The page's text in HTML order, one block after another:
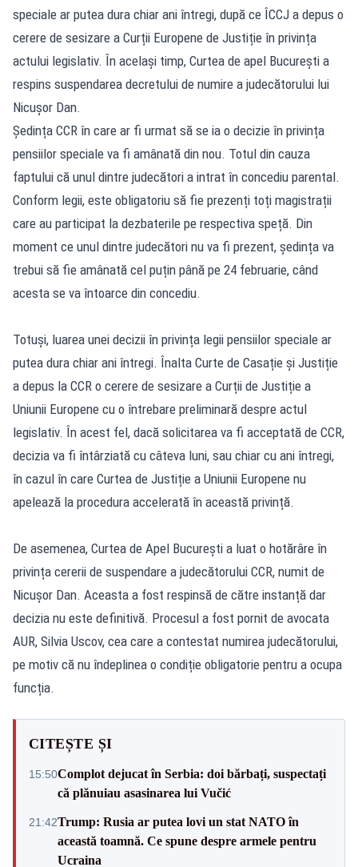
speciale ar putea dura chiar ani întregi, după ce ÎCCJ a depus o
cerere de sesizare a Curții Europene de Justiție în privința
actului legislativ. În același timp, Curtea de apel București a
respins suspendarea decretului de numire a judecătorului lui
Nicușor Dan.
Ședința CCR în care ar fi urmat să se ia o decizie în privința
pensiilor speciale va fi amânată din nou. Totul din cauza
faptului că unul dintre judecători a intrat în concediu parental.
Conform legii, este obligatoriu să fie prezenți toți magistrații
care au participat la dezbaterile pe respectiva speță. Din
moment ce unul dintre judecători nu va fi prezent, ședința va
trebui să fie amânată cel puțin până pe 24 februarie, când
acesta se va întoarce din concediu.
Totuși, luarea unei decizii în privința legii pensiilor speciale ar
putea dura chiar ani întregi. Înalta Curte de Casație și Justiție
a depus la CCR o cerere de sesizare a Curții de Justiție a
Uniunii Europene cu o întrebare preliminară despre actul
legislativ. În acest fel, dacă solicitarea va fi acceptată de CCR,
decizia va fi întârziată cu câteva luni, sau chiar cu ani întregi,
în cazul în care Curtea de Justiție a Uniunii Europene nu
apelează la procedura accelerată în această privință.
De asemenea, Curtea de Apel București a luat o hotărâre în
privința cererii de suspendare a judecătorului CCR, numit de
Nicușor Dan. Aceasta a fost respinsă de către instanță dar
decizia nu este definitivă. Procesul a fost pornit de avocata
AUR, Silvia Uscov, cea care a contestat numirea judecătorului,
pe motiv că nu îndeplinea o condiție obligatorie pentru a ocupa
funcția.
CITEȘTE ȘI
15:50Complot dejucat în Serbia: doi bărbați, suspectați
că plănuiau asasinarea lui Vučić
21:42Trump: Rusia ar putea lovi un stat NATO în
această toamnă. Ce spune despre armele pentru
Ucraina